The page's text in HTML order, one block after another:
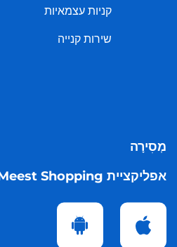
קניות עצמאיות
שירות קנייה
מְסִירָה
אפליקציית myMeest Shopping